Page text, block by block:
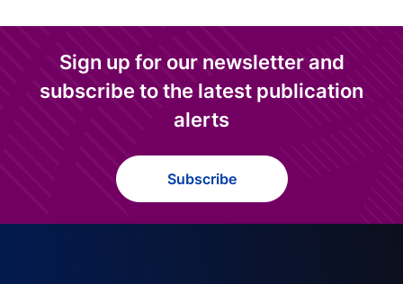
Sign up for our newsletter and
subscribe to the latest publication
alerts
Subscribe